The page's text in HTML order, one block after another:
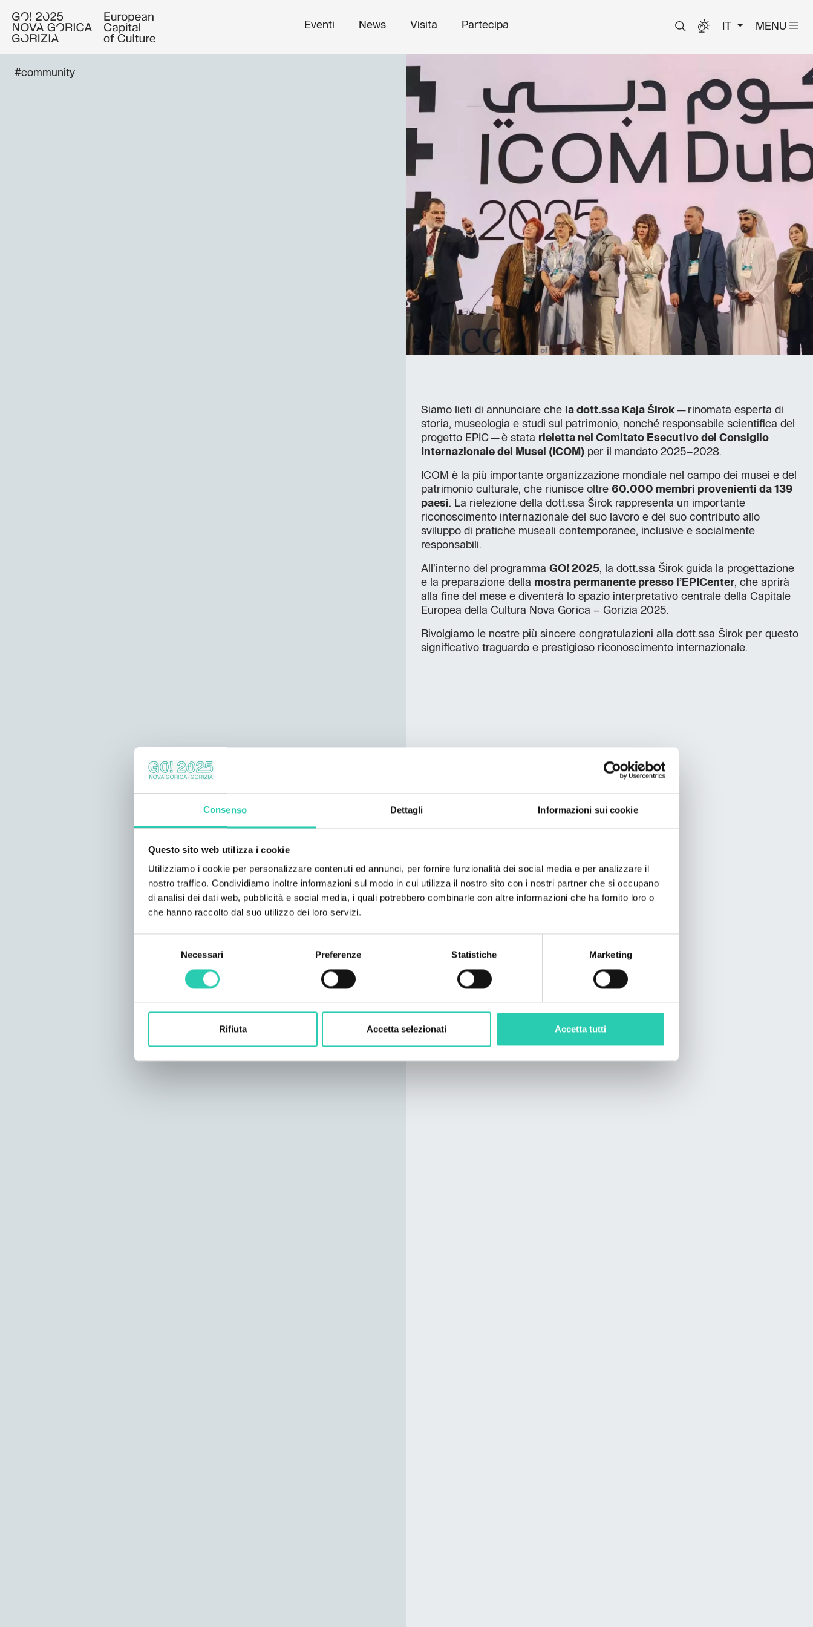
Consenso Dettagli Informazioni sui cookie
Questo sito web utilizza i cookie
Utilizziamo i cookie per personalizzare contenuti ed annunci, per fornire funzionalità dei social media e per analizzare il
nostro traffico. Condividiamo inoltre informazioni sul modo in cui utilizza il nostro sito con i nostri partner che si occupano
di analisi dei dati web, pubblicità e social media, i quali potrebbero combinarle con altre informazioni che ha fornito loro o
che hanno raccolto dal suo utilizzo dei loro servizi.
Necessari Preferenze Statistiche Marketing
Rifiuta Accetta selezionati Accetta tutti
Eventi News Visita Partecipa IT MENU
#community
Siamo lieti di annunciare che la dott.ssa Kaja Širok—rinomata esperta di
storia, museologia e studi sul patrimonio, nonché responsabile scientifica del
progetto EPIC—è stata rieletta nel Comitato Esecutivo del Consiglio
Internazionale dei Musei (ICOM) per il mandato 2025–2028.
ICOM è la più importante organizzazione mondiale nel campo dei musei e del
patrimonio culturale, che riunisce oltre 60.000 membri provenienti da 139
paesi. La rielezione della dott.ssa Širok rappresenta un importante
riconoscimento internazionale del suo lavoro e del suo contributo allo
sviluppo di pratiche museali contemporanee, inclusive e socialmente
responsabili.
All’interno del programma GO! 2025, la dott.ssa Širok guida la progettazione
e la preparazione della mostra permanente presso l’EPICenter, che aprirà
alla fine del mese e diventerà lo spazio interpretativo centrale della Capitale
Europea della Cultura Nova Gorica – Gorizia 2025.
Rivolgiamo le nostre più sincere congratulazioni alla dott.ssa Širok per questo
significativo traguardo e prestigioso riconoscimento internazionale.